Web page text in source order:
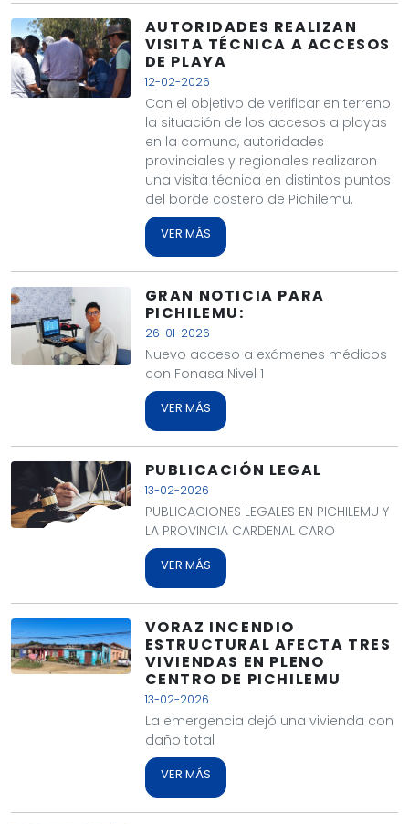
AUTORIDADES REALIZAN
VISITA TÉCNICA A ACCESOS
DE PLAYA
12-02-2026
Con el objetivo de verificar en terreno
la situación de los accesos a playas
en la comuna, autoridades
provinciales y regionales realizaron
una visita técnica en distintos puntos
del borde costero de Pichilemu.
VER MÁS
GRAN NOTICIA PARA
PICHILEMU:
26-01-2026
Nuevo acceso a exámenes médicos
con Fonasa Nivel 1
VER MÁS
PUBLICACIÓN LEGAL
13-02-2026
PUBLICACIONES LEGALES EN PICHILEMU Y
LA PROVINCIA CARDENAL CARO
VER MÁS
VORAZ INCENDIO
ESTRUCTURAL AFECTA TRES
VIVIENDAS EN PLENO
CENTRO DE PICHILEMU
13-02-2026
La emergencia dejó una vivienda con
daño total
VER MÁS